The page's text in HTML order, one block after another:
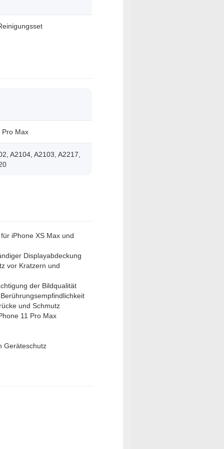
Pro Max
A2104, A2103, A2217,
iPhone XS Max und
Displayabdeckung
vor Kratzern und
der Bildqualität
und Schmutz
11 Pro Max
Geräteschutz